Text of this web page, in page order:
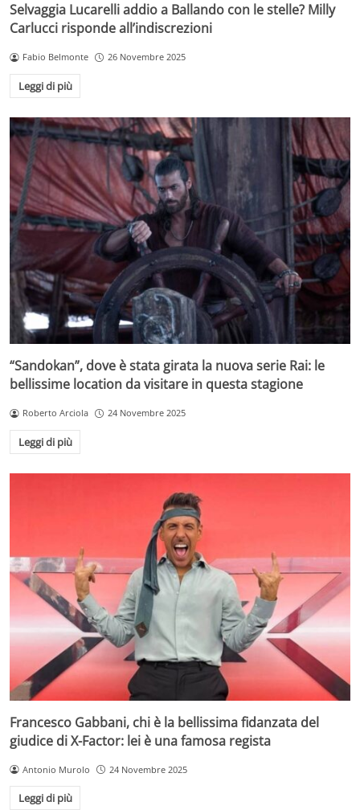
Selvaggia Lucarelli addio a Ballando con le stelle? Milly
Carlucci risponde all’indiscrezioni
Fabio Belmonte 26 Novembre 2025
Leggi di più
“Sandokan”, dove è stata girata la nuova serie Rai: le
bellissime location da visitare in questa stagione
Roberto Arciola 24 Novembre 2025
Leggi di più
Francesco Gabbani, chi è la bellissima fidanzata del
giudice di X-Factor: lei è una famosa regista
Antonio Murolo 24 Novembre 2025
Leggi di più